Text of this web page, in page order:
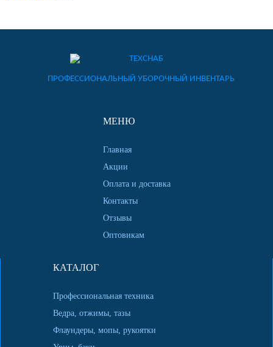
ПРОФЕССИОНАЛЬНЫЙ УБОРОЧНЫЙ ИНВЕНТАРЬ
МЕНЮ
Главная
Акции
Оплата и доставка
Контакты
Отзывы
Оптовикам
КАТАЛОГ
Профессиональная техника
Ведра, отжимы, тазы
Флаундеры, мопы, рукоятки